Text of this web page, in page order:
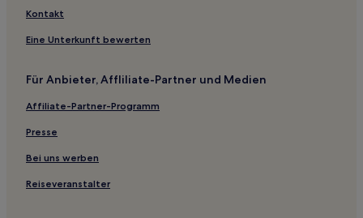
Golf in Nagano
Hotels mit Wellnessbereich nahe Shibu
Ski nahe Shibu
Business in Togura Kamiyamada Onsen
Hotels mit Parkplatz in Togura Kamiyamada Onsen
Hotels nahe Ryuoo Mountain Park
Hotels nahe Station Nagano
Kontakt
Eine Unterkunft bewerten
Für Anbieter, Affliliate-Partner und Medien
Affiliate-Partner-Programm
Presse
Bei uns werben
Reiseveranstalter